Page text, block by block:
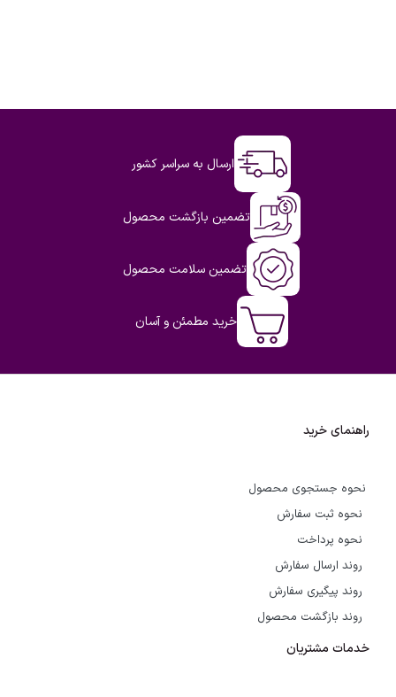
ارسال به سراسر کشور
تضمین بازگشت محصول
تضمین سلامت محصول
خرید مطمئن و آسان
راهنمای خرید
نحوه جستجوی محصول
نحوه ثبت سفارش
نحوه پرداخت
روند ارسال سفارش
روند پیگیری سفارش
روند بازگشت محصول
خدمات مشتریان